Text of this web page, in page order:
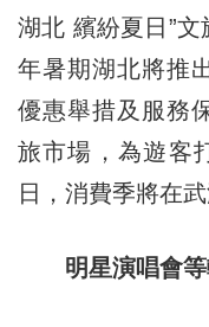
湖北 繽紛夏日”
年暑期湖北將推
優惠舉措及服務
旅市場，為遊客
日，消費季將在
明星演唱會